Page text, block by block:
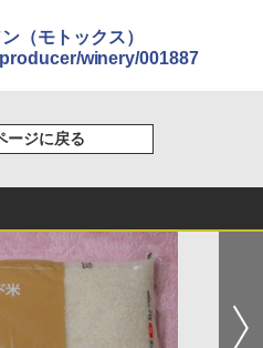
ードル カップヌードルPRO シ
控えめ 78g×12個
だし麺 千葉県産はまぐりだ
めん 108g×10袋 保存食 備蓄
フラットテーブル トースト機
ニュー33種 簡単お手入れ ブラ
WF150TV(B)
東芝) スチームオーブンレン
線センサー ノンフライ調理 簡単
小型 新生活 一人暮らし 二人暮
ミリー
（モトックス）
winery/001887
ージに戻る